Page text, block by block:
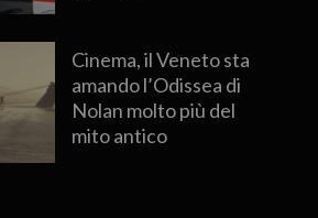
Cinema, il Veneto sta
amando l’Odissea di
Nolan molto più del
mito antico